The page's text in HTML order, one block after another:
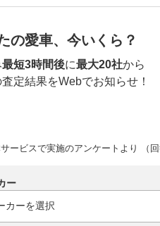
の愛車、今いくら？
最短3時間後に最大20社から
定結果をWebでお知らせ！
ービスで実施のアンケートより （回
ー